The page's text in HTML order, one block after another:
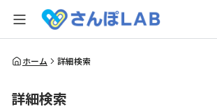
全体検索
ホーム 詳細検索
詳細検索